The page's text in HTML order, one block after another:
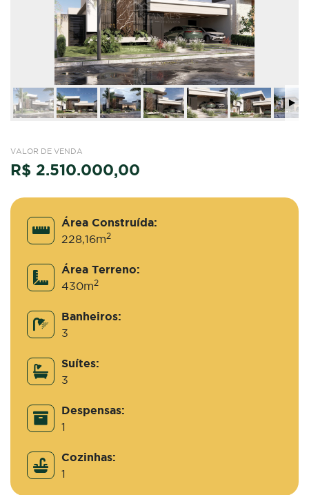
VALOR DE VENDA
R$ 2.510.000,00
Área Construída:
228,16m2
Área Terreno:
430m2
Banheiros:
3
Suítes:
3
Despensas:
1
Cozinhas:
1